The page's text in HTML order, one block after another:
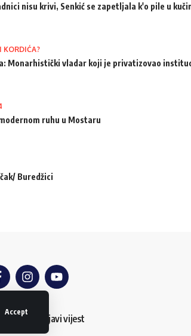
Accept
nisu krivi, Senkić se zapetljala k'o pile u
Monarhistički vladar koji je privatizovao
ruhu u Mostaru
Buredžici
Kontakt Dojavi vijest